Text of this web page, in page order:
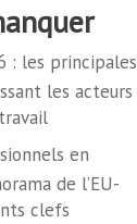
: les principales
les acteurs
en
de l’EU-
clefs